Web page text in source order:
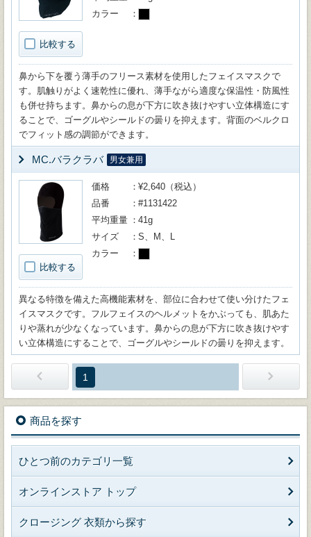
比較する
カラー
鼻から下を覆う薄手のフリース素材を使用したフェイスマスクで
す。肌触りがよく速乾性に優れ、薄手ながら適度な保温性・防風性
も併せ持ちます。鼻からの息が下方に吹き抜けやすい立体構造にす
ることで、ゴーグルやシールドの曇りを抑えます。背面のベルクロ
でフィット感の調節ができます。
MC.バラクラバ 男女兼用
比較する
価格
¥2,640（税込）
品番
#1131422
平均重量
41g
サイズ
S、M、L
カラー
異なる特徴を備えた高機能素材を、部位に合わせて使い分けたフェ
イスマスクです。フルフェイスのヘルメットをかぶっても、肌あた
りや蒸れが少なくなっています。鼻からの息が下方に吹き抜けやす
い立体構造にすることで、ゴーグルやシールドの曇りを抑えます。
1
商品を探す
ひとつ前のカテゴリ一覧
オンラインストア トップ
クロージング 衣類から探す